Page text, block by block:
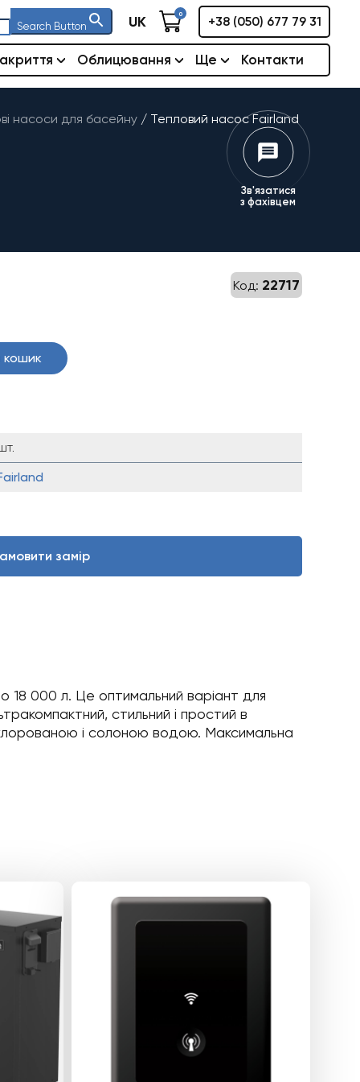
Search Button UK 0
+38 (050) 677 79 31
Облицювання Ще Контакти
насоси для басейну / Тепловий насос Fairland
Зв'язатися
з фахівцем
Код: 22717
кошик
замір
18 000 л. Це оптимальний варіант для
стильний і простий в
і солоною водою. Максимальна